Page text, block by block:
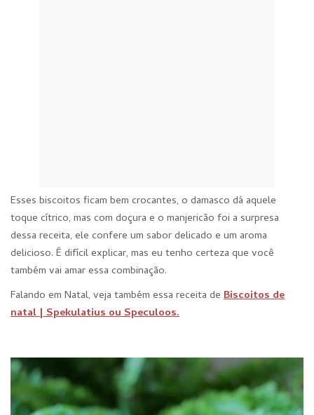
Esses biscoitos ficam bem crocantes, o damasco dá aquele
toque cítrico, mas com doçura e o manjericão foi a surpresa
dessa receita, ele confere um sabor delicado e um aroma
delicioso. É difícil explicar, mas eu tenho certeza que você
também vai amar essa combinação.
Falando em Natal, veja também essa receita de Biscoitos de
natal | Spekulatius ou Speculoos.